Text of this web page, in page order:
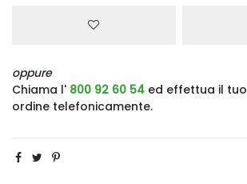
oppure
Chiama l' 800 92 60 54 ed effettua il tuo
ordine telefonicamente.